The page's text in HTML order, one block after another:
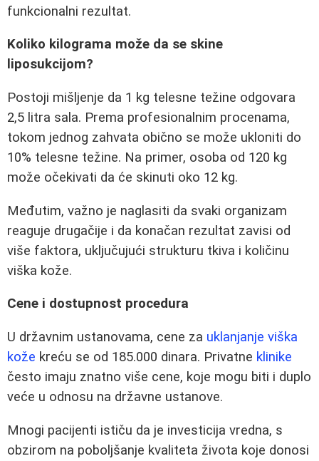
funkcionalni rezultat.
Koliko kilograma može da se skine
liposukcijom?
Postoji mišljenje da 1 kg telesne težine odgovara
2,5 litra sala. Prema profesionalnim procenama,
tokom jednog zahvata obično se može ukloniti do
10% telesne težine. Na primer, osoba od 120 kg
može očekivati da će skinuti oko 12 kg.
Međutim, važno je naglasiti da svaki organizam
reaguje drugačije i da konačan rezultat zavisi od
više faktora, uključujući strukturu tkiva i količinu
viška kože.
Cene i dostupnost procedura
U državnim ustanovama, cene za uklanjanje viška
kože kreću se od 185.000 dinara. Privatne klinike
često imaju znatno više cene, koje mogu biti i duplo
veće u odnosu na državne ustanove.
Mnogi pacijenti ističu da je investicija vredna, s
obzirom na poboljšanje kvaliteta života koje donosi